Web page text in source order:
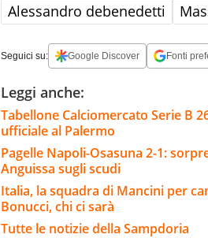
Alessandro debenedetti
Seguici su: Google Discover Fonti
Leggi anche:
Tabellone Calciomercato Serie B
ufficiale al Palermo
Pagelle Napoli-Osasuna 2-1:
Anguissa sugli scudi
Italia, la squadra di Mancini per
Bonucci, chi ci sarà
Tutte le notizie della Sampdoria